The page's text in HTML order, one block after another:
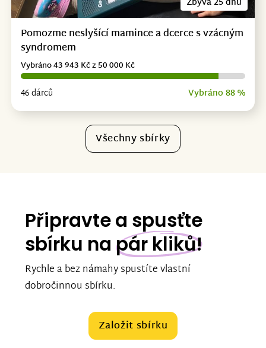
Pomozme neslyšící mamince a dcerce s vzácným
syndromem
46 dárců Vybráno 88 %
Vybráno 43 943 Kč z 50 000 Kč
Všechny sbírky
Připravte a spusťte
sbírku na pár kliků!
Rychle a bez námahy spustíte vlastní
dobročinnou sbírku.
Založit sbírku